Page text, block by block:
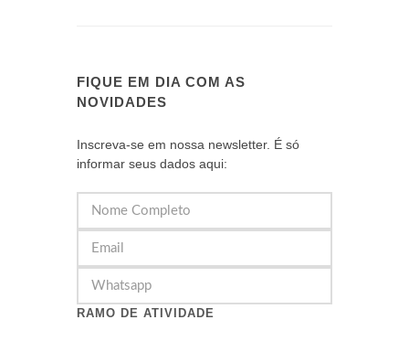
FIQUE EM DIA COM AS
NOVIDADES
Inscreva-se em nossa newsletter. É só
informar seus dados aqui:
RAMO DE ATIVIDADE